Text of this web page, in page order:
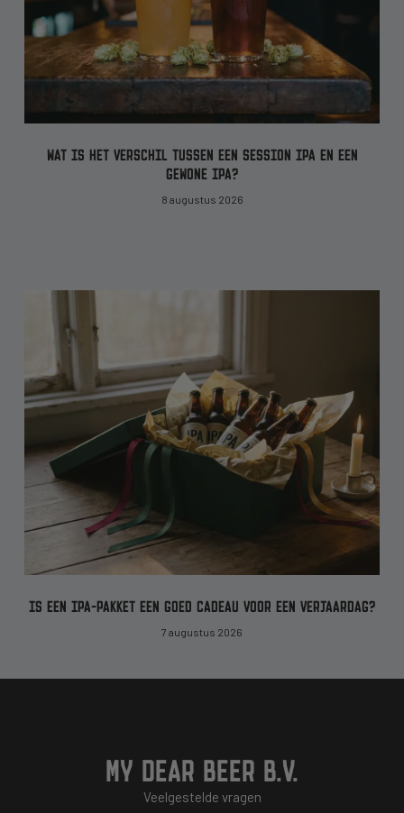
WAT IS HET VERSCHIL TUSSEN EEN SESSION IPA EN EEN
GEWONE IPA?
8 augustus 2026
IS EEN IPA-PAKKET EEN GOED CADEAU VOOR EEN VERJAARDAG?
7 augustus 2026
MY DEAR BEER B.V.
Veelgestelde vragen